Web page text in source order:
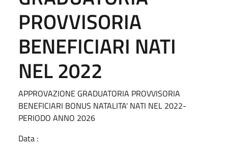
PROVVISORIA
BENEFICIARI NATI
NEL 2022
APPROVAZIONE GRADUATORIA PROVVISORIA
BENEFICIARI BONUS NATALITA' NATI NEL 2022-
PERIODO ANNO 2026
Data :